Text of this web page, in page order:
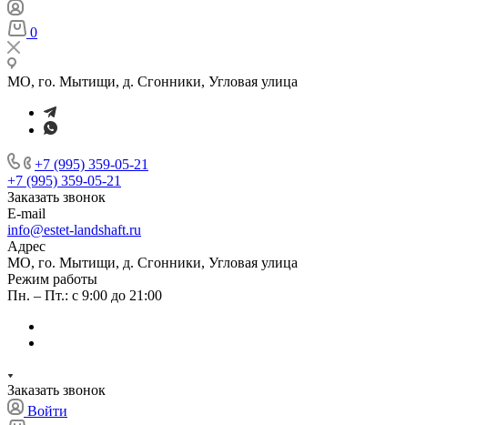
0
МО, го. Мытищи, д. Сгонники, Угловая улица
+7 (995) 359-05-21
+7 (995) 359-05-21
Заказать звонок
E-mail
info@estet-landshaft.ru
Адрес
МО, го. Мытищи, д. Сгонники, Угловая улица
Режим работы
Пн. – Пт.: с 9:00 до 21:00
Заказать звонок
Войти